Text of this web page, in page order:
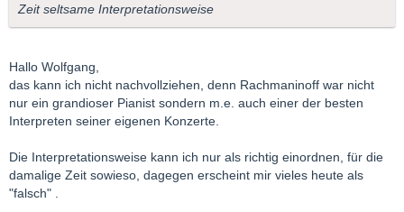
Zeit seltsame Interpretationsweise
Hallo Wolfgang,
das kann ich nicht nachvollziehen, denn Rachmaninoff war nicht
nur ein grandioser Pianist sondern m.e. auch einer der besten
Interpreten seiner eigenen Konzerte.
Die Interpretationsweise kann ich nur als richtig einordnen, für die
damalige Zeit sowieso, dagegen erscheint mir vieles heute als
"falsch" .